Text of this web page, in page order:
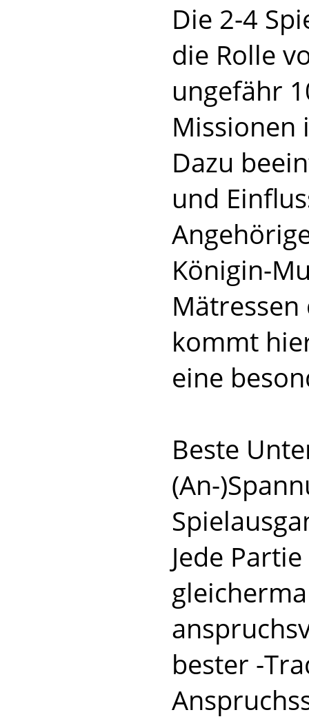
Die 2-4
die Rolle
ungefähr
Missionen
Dazu
und
Königin-
Mätressen
kommt
eine
Beste
(An-
Jede
bester -